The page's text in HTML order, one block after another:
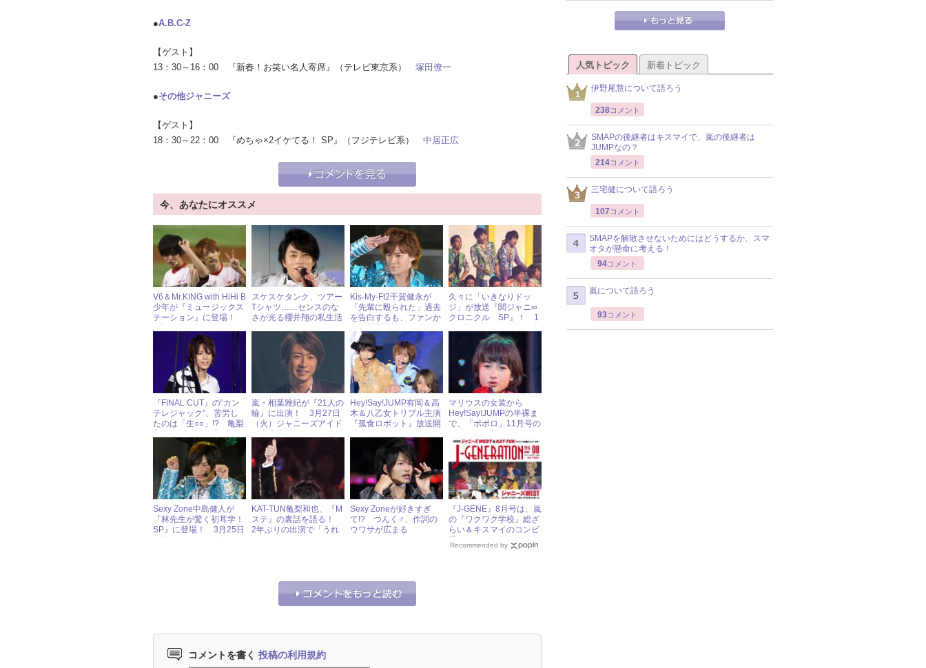
●A.B.C-Z
【ゲスト】
13：30～16：00 『新春！お笑い名人寄席』（テレビ東京系） 塚田僚一
●その他ジャニーズ
【ゲスト】
18：30～22：00 『めちゃ×2イケてる！ SP』（フジテレビ系） 中居正広
今、あなたにオススメ
V6＆Mr.KING with HiHi B
少年が『ミュージックス
テーション』に登場！
ズアイドル出演情報
スケスケタンク、ツアー
Tシャツ……センスのな
さが光る櫻井翔の私生活
Kis-My-Ft2千賀健永が
「先輩に殴られた」過去
を告白するも、ファンか
久々に「いきなりドッ
ジ」が放送『関ジャニ∞
クロニクル SP』！ 1
アイドル出演情報
『FINAL CUT』の“カン
テレジャック”、苦労し
たのは「生○○」!? 亀梨
嵐・相葉雅紀が『21人の
輪』に出演！ 3月27日
（火）ジャニーズアイド
Hey!Say!JUMP有岡＆高
木＆八乙女トリプル主演
『孤食ロボット』放送開
ャニーズアイドル出演情
マリウスの女装から
Hey!Say!JUMPの半裸ま
で、「ポポロ」11月号の
Sexy Zone中島健人が
『林先生が驚く初耳学！
SP』に登場！ 3月25日
KAT-TUN亀梨和也、『M
ステ』の裏話を語る！
2年ぶりの出演で「うれ
Sexy Zoneが好きすぎ
て!? つんく♂、作詞の
ウワサが広まる
『J-GENE』8月号は、嵐
の『ワクワク学校』総ざ
らい＆キスマイのコンビ
Recommended by
コメントを書く 投稿の利用規約
人気トピック 新着トピック
伊野尾慧について語ろう
238コメント
SMAPの後継者はキスマイで、嵐の後継者は
JUMPなの？
214コメント
三宅健について語ろう
107 コメント
SMAPを解散させないためにはどうするか、スマ
オタが懸命に考える！
94コメント
嵐について語ろう
93コメント